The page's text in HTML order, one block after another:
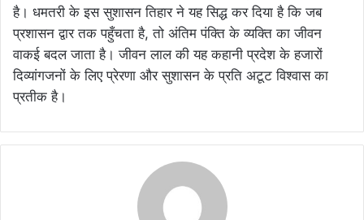
है। धमतरी के इस सुशासन तिहार ने यह सिद्ध कर दिया है कि जब
प्रशासन द्वार तक पहुँचता है, तो अंतिम पंक्ति के व्यक्ति का जीवन
वाकई बदल जाता है। जीवन लाल की यह कहानी प्रदेश के हजारों
दिव्यांगजनों के लिए प्रेरणा और सुशासन के प्रति अटूट विश्वास का
प्रतीक है।